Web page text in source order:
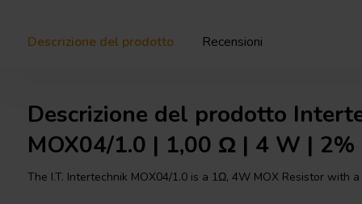
Descrizione del prodotto Recensioni
Descrizione del prodotto
MOX04/1.0 | 1,00 Ω | 4 W | 2%
The I.T. Intertechnik MOX04/1.0 is a 1Ω, 4W MOX Resistor with